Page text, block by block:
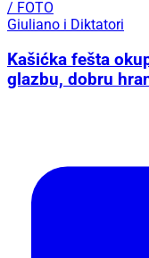
/ FOTO
Giuliano i Diktatori
Kašićka fešta
glazbu, dobru